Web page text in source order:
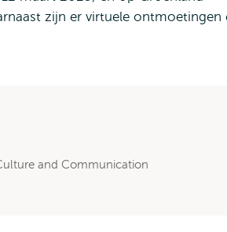
zijn er virtuele ontmoetingen
and Communication